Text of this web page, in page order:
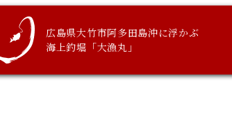
広島県大竹市阿多田島沖に浮かぶ
海上釣堀「大漁丸」